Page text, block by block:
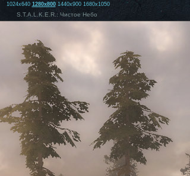
1024x640 1280x800 1440x900 1680x1050
S.T.A.L.K.E.R.: Чистое Небо